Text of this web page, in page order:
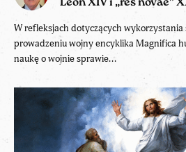
Leon XIV i „res novae”
W refleksjach dotyczących
prowadzeniu wojny encyklika Magnifica
naukę o wojnie sprawie...